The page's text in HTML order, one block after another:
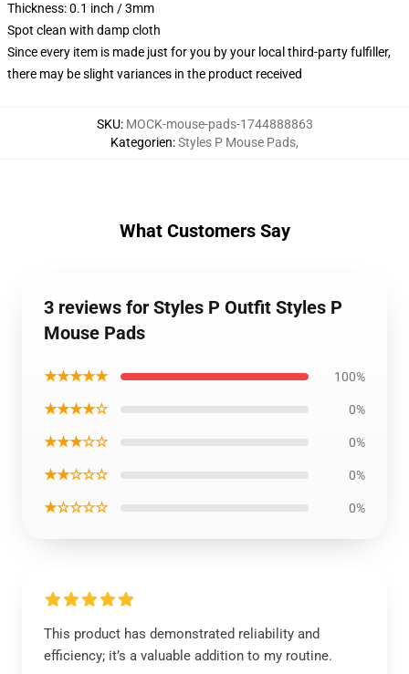
Thickness: 0.1 inch / 3mm
Spot clean with damp cloth
Since every item is made just for you by your local third-party fulfiller,
there may be slight variances in the product received
SKU: MOCK-mouse-pads-1744888863
Kategorien:Styles P Mouse Pads,
What Customers Say
3 reviews for Styles P Outfit Styles P
Mouse Pads
★★★★★ 100%
★★★★☆ 0%
★★★☆☆ 0%
★★☆☆☆ 0%
★☆☆☆☆ 0%
This product has demonstrated reliability and
efficiency; it’s a valuable addition to my routine.